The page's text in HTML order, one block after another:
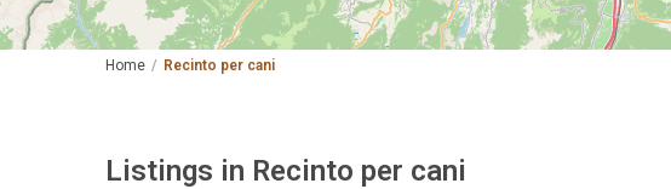
Home Recinto per cani
Listings in Recinto per cani